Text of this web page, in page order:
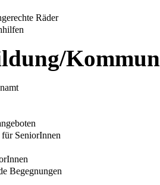
Räder
SeniorInnen
Begegnungen